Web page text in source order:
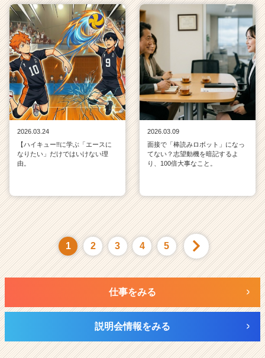
2026.03.24
【ハイキュー!!に学ぶ「エースに
なりたい」だけではいけない理
由。
2026.03.09
面接で「棒読みロボット」になっ
てない？志望動機を暗記するよ
り、100倍大事なこと。
1 2 3 4 5
仕事をみる
説明会情報をみる